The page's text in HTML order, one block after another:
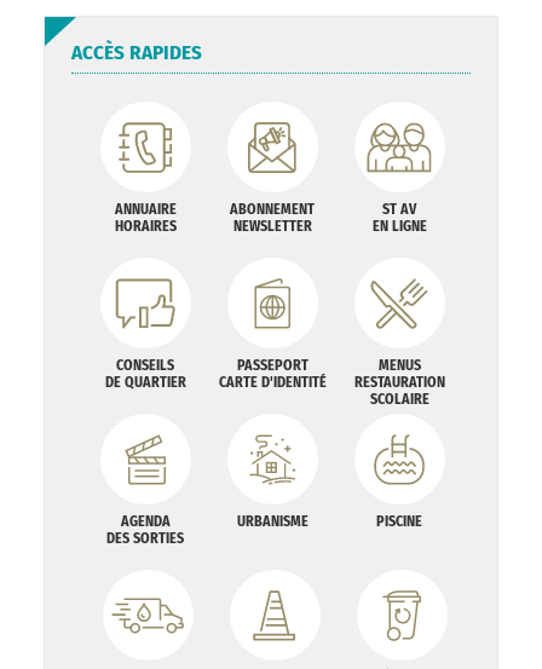
ACCÈS RAPIDES
ANNUAIRE
HORAIRES
ABONNEMENT
NEWSLETTER
ST AV
EN LIGNE
CONSEILS
DE QUARTIER
PASSEPORT
CARTE D'IDENTITÉ
MENUS
RESTAURATION
SCOLAIRE
AGENDA
DES SORTIES
URBANISME PISCINE